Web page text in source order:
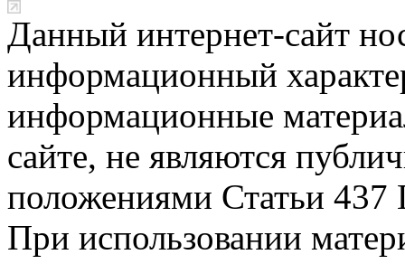
Данный интернет-сайт
информационный
информационные
сайте, не являются
положениями Статьи 437
При использовании